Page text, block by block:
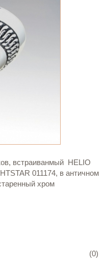
встраиванмый HELIO
011174, в античном
хром
(0)